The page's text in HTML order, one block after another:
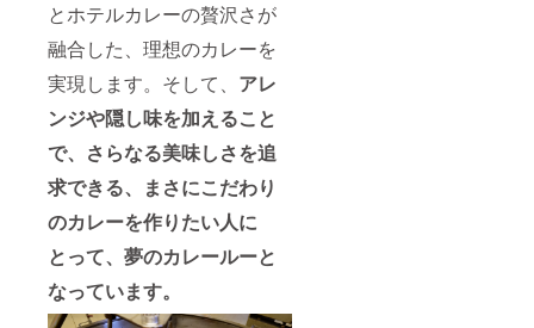
とホテルカレーの贅沢さが
融合した、理想のカレーを
実現します。そして、 アレ
ンジや隠し味を加えること
で、さらなる美味しさを追
求できる、まさにこだわり
のカレーを作りたい人に
とって、夢のカレールーと
なっています。